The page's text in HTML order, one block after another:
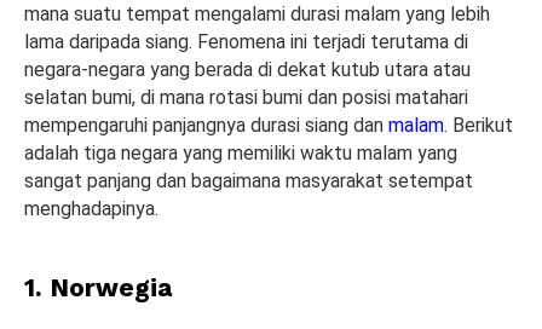
mana suatu tempat mengalami durasi malam yang lebih
lama daripada siang. Fenomena ini terjadi terutama di
negara-negara yang berada di dekat kutub utara atau
selatan bumi, di mana rotasi bumi dan posisi matahari
mempengaruhi panjangnya durasi siang dan malam. Berikut
adalah tiga negara yang memiliki waktu malam yang
sangat panjang dan bagaimana masyarakat setempat
menghadapinya.
1. Norwegia